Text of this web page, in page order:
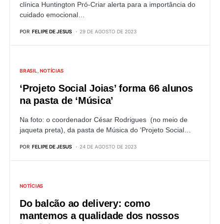
clínica Huntington Pró-Criar alerta para a importância do
cuidado emocional…
POR FELIPE DE JESUS 29 DE AGOSTO DE 2023
BRASIL NOTÍCIAS
‘Projeto Social Joias’ forma 66 alunos
na pasta de ‘Música’
Na foto: o coordenador César Rodrigues (no meio de
jaqueta preta), da pasta de Música do ‘Projeto Social…
POR FELIPE DE JESUS 24 DE AGOSTO DE 2023
NOTÍCIAS
Do balcão ao delivery: como
mantemos a qualidade dos nossos